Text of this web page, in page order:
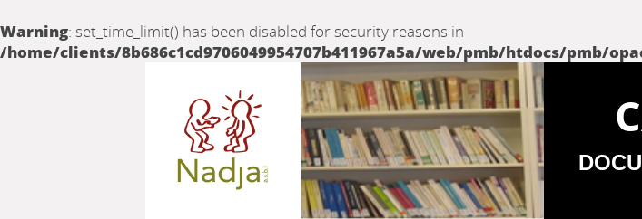
Warning: set_time_limit() has been disabled for security reasons in
/home/clients/8b686c1cd9706049954707b411967a5a/web/pmb/htdocs/pmb/